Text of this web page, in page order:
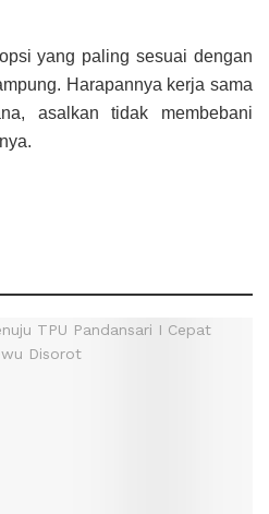
yang paling sesuai dengan
Harapannya kerja sama
asalkan tidak membebani